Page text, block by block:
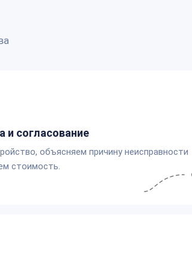
и согласование
объясняем причину неисправности
стоимость.